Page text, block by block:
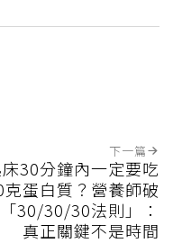
下一篇
30分鐘內一定要吃
克蛋白質？營養師破
30/30/30法則」：
真正關鍵不是時間